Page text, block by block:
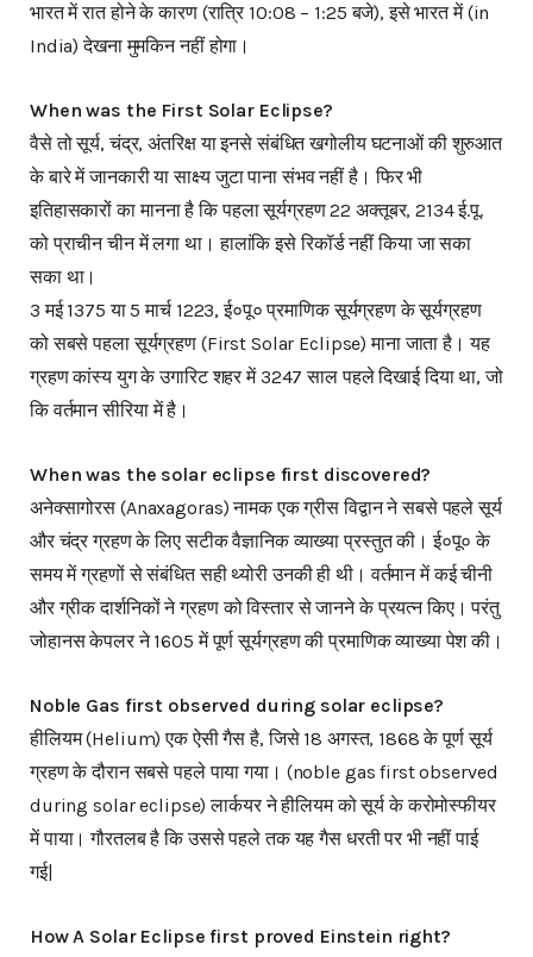
भारत में रात होने के कारण (रात्रि 10:08 – 1:25 बजे), इसे भारत में (in
India) देखना मुमकिन नहीं होगा।
When was the First Solar Eclipse?
वैसे तो सूर्य, चंद्र, अंतरिक्ष या इनसे संबंधित खगोलीय घटनाओं की शुरुआत
के बारे में जानकारी या साक्ष्य जुटा पाना संभव नहीं है। फिर भी
इतिहासकारों का मानना है कि पहला सूर्यग्रहण 22 अक्तूबर, 2134 ई.पू.
को प्राचीन चीन में लगा था। हालांकि इसे रिकॉर्ड नहीं किया जा सका
सका था।
3 मई 1375 या 5 मार्च 1223, ई०पू० प्रमाणिक सूर्यग्रहण के सूर्यग्रहण
को सबसे पहला सूर्यग्रहण (First Solar Eclipse) माना जाता है। यह
ग्रहण कांस्य युग के उगारिट शहर में 3247 साल पहले दिखाई दिया था, जो
कि वर्तमान सीरिया में है।
When was the solar eclipse first discovered?
अनेक्सागोरस (Anaxagoras) नामक एक ग्रीस विद्वान ने सबसे पहले सूर्य
और चंद्र ग्रहण के लिए सटीक वैज्ञानिक व्याख्या प्रस्तुत की। ई०पू० के
समय में ग्रहणों से संबंधित सही थ्योरी उनकी ही थी। वर्तमान में कई चीनी
और ग्रीक दार्शनिकों ने ग्रहण को विस्तार से जानने के प्रयत्न किए। परंतु
जोहानस केपलर ने 1605 में पूर्ण सूर्यग्रहण की प्रमाणिक व्याख्या पेश की।
Noble Gas first observed during solar eclipse?
हीलियम (Helium) एक ऐसी गैस है, जिसे 18 अगस्त, 1868 के पूर्ण सूर्य
ग्रहण के दौरान सबसे पहले पाया गया। (noble gas first observed
during solar eclipse) लार्कयर ने हीलियम को सूर्य के करोमोस्फीयर
में पाया। गौरतलब है कि उससे पहले तक यह गैस धरती पर भी नहीं पाई
गई|
How A Solar Eclipse first proved Einstein right?